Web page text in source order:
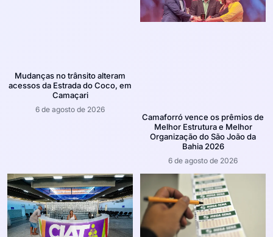
Mudanças no trânsito alteram
acessos da Estrada do Coco, em
Camaçari
6 de agosto de 2026
Camaforró vence os prêmios de
Melhor Estrutura e Melhor
Organização do São João da
Bahia 2026
6 de agosto de 2026